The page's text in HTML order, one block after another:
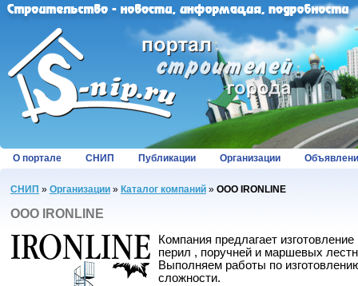
О портале СНИП Публикации Организации
СНИП » Организации » Каталог компаний » OOO IRONLINE
OOO IRONLINE
Компания предлагает
перил , поручней и маршевых
Выполняем работы по
сложности.